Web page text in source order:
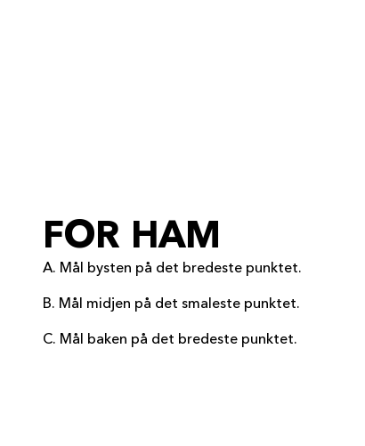
FOR HAM
A. Mål bysten på det bredeste punktet.
B. Mål midjen på det smaleste punktet.
C. Mål baken på det bredeste punktet.